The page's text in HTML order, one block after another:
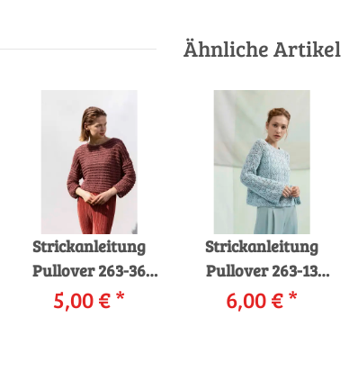
Ähnliche Artikel
Strickanleitung
Pullover 263-36
LANGYARNS
COPENHAGEN /
5,00 €*
Strickanleitung
Pullover 263-13
LANGYARNS SOFT
COTTON als
6,00 €*